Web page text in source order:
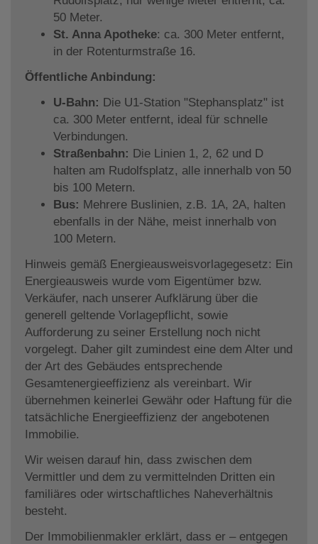
50 Meter.
St. Anna Apotheke: ca. 300 Meter entfernt,
in der Rotenturmstraße 16.
Öffentliche Anbindung:
U-Bahn: Die U1-Station "Stephansplatz" ist
ca. 300 Meter entfernt, ideal für schnelle
Verbindungen.
Straßenbahn: Die Linien 1, 2, 62 und D
halten am Rudolfsplatz, alle innerhalb von 50
bis 100 Metern.
Bus: Mehrere Buslinien, z.B. 1A, 2A, halten
ebenfalls in der Nähe, meist innerhalb von
100 Metern.
Hinweis gemäß Energieausweisvorlagegesetz: Ein
Energieausweis wurde vom Eigentümer bzw.
Verkäufer, nach unserer Aufklärung über die
generell geltende Vorlagepflicht, sowie
Aufforderung zu seiner Erstellung noch nicht
vorgelegt. Daher gilt zumindest eine dem Alter und
der Art des Gebäudes entsprechende
Gesamtenergieeffizienz als vereinbart. Wir
übernehmen keinerlei Gewähr oder Haftung für die
tatsächliche Energieeffizienz der angebotenen
Immobilie.
Wir weisen darauf hin, dass zwischen dem
Vermittler und dem zu vermittelnden Dritten ein
familiäres oder wirtschaftliches Naheverhältnis
besteht.
Der Immobilienmakler erklärt, dass er – entgegen